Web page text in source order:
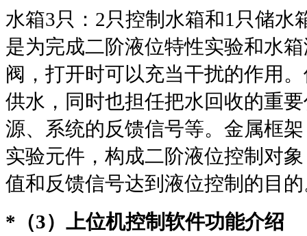
水箱3只： 2只控制水箱和1 只储水
是为完成二阶液位特性实验和水
阀，打开时可以充当干扰的作用
供水，同时也担任把水回收的重
源、系统的反馈信号等。金属框
实验元件，构成二阶液位控制对
值和反馈信号达到液位控制的目
* （3）上位机控制软件功能介绍